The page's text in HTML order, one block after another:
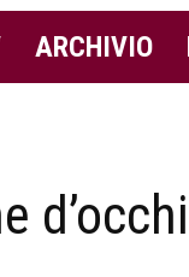
ARCHIVIO